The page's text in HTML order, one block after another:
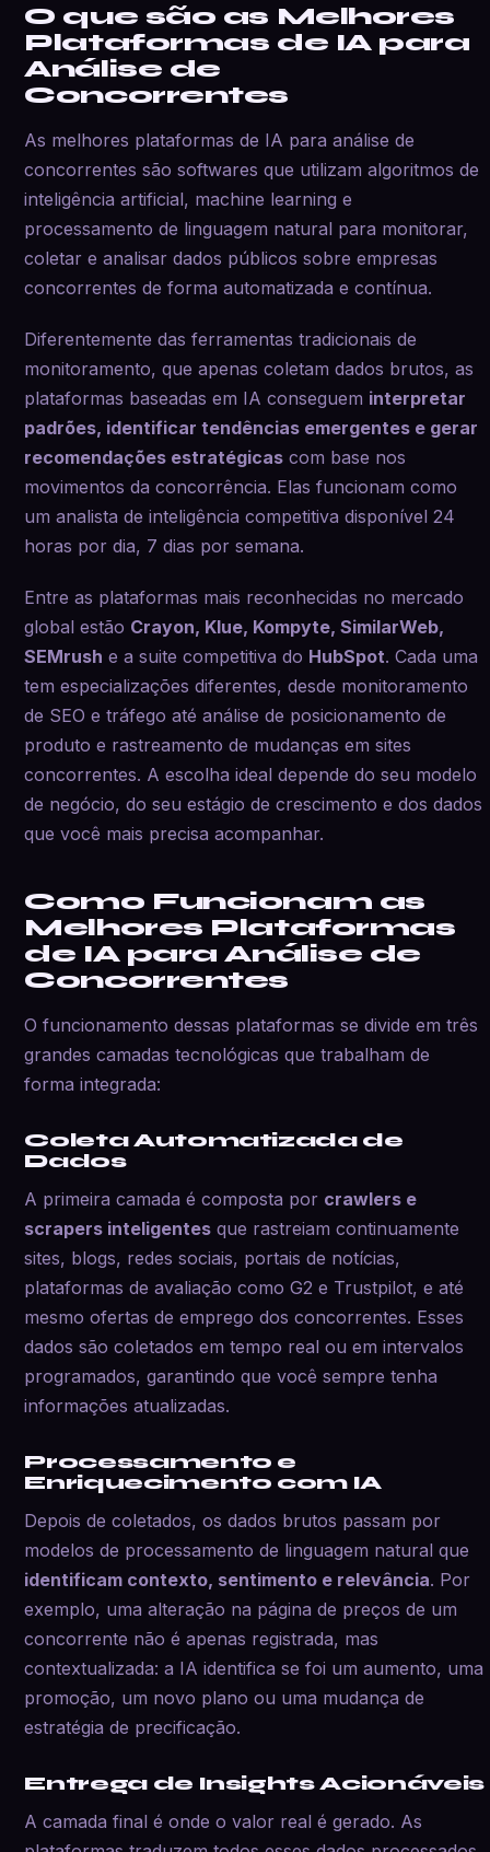
O que são as Melhores
Plataformas de IA para
Análise de
Concorrentes
As melhores plataformas de IA para análise de
concorrentes são softwares que utilizam algoritmos de
inteligência artificial, machine learning e
processamento de linguagem natural para monitorar,
coletar e analisar dados públicos sobre empresas
concorrentes de forma automatizada e contínua.
Diferentemente das ferramentas tradicionais de
monitoramento, que apenas coletam dados brutos, as
plataformas baseadas em IA conseguem interpretar
padrões, identificar tendências emergentes e gerar
recomendações estratégicas com base nos
movimentos da concorrência. Elas funcionam como
um analista de inteligência competitiva disponível 24
horas por dia, 7 dias por semana.
Entre as plataformas mais reconhecidas no mercado
global estão Crayon, Klue, Kompyte, SimilarWeb,
SEMrush e a suite competitiva do HubSpot. Cada uma
tem especializações diferentes, desde monitoramento
de SEO e tráfego até análise de posicionamento de
produto e rastreamento de mudanças em sites
concorrentes. A escolha ideal depende do seu modelo
de negócio, do seu estágio de crescimento e dos dados
que você mais precisa acompanhar.
Como Funcionam as
Melhores Plataformas
de IA para Análise de
Concorrentes
O funcionamento dessas plataformas se divide em três
grandes camadas tecnológicas que trabalham de
forma integrada:
Coleta Automatizada de
Dados
A primeira camada é composta por crawlers e
scrapers inteligentes que rastreiam continuamente
sites, blogs, redes sociais, portais de notícias,
plataformas de avaliação como G2 e Trustpilot, e até
mesmo ofertas de emprego dos concorrentes. Esses
dados são coletados em tempo real ou em intervalos
programados, garantindo que você sempre tenha
informações atualizadas.
Processamento e
Enriquecimento com IA
Depois de coletados, os dados brutos passam por
modelos de processamento de linguagem natural que
identificam contexto, sentimento e relevância. Por
exemplo, uma alteração na página de preços de um
concorrente não é apenas registrada, mas
contextualizada: a IA identifica se foi um aumento, uma
promoção, um novo plano ou uma mudança de
estratégia de precificação.
Entrega de Insights Acionáveis
A camada final é onde o valor real é gerado. As